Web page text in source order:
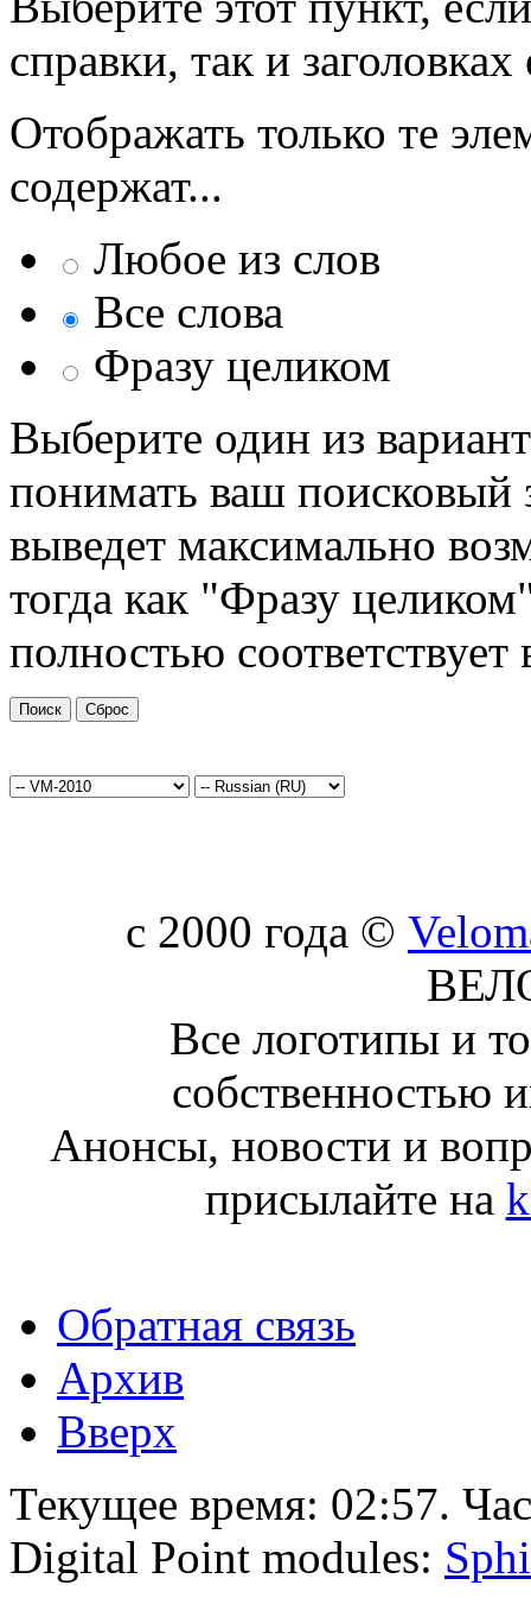
справки, так и
Отображать только те
содержат...
Любое из слов
Все слова
Фразу целиком
Выберите один из
понимать ваш поисковый
выведет максимально
тогда как "Фразу
полностью
c 2000 года ©
Все логотипы и
собственностью
Анонсы, новости и
присылайте на
Обратная связь
Архив
Вверх
Текущее время: 02:57.
Digital Point modules: